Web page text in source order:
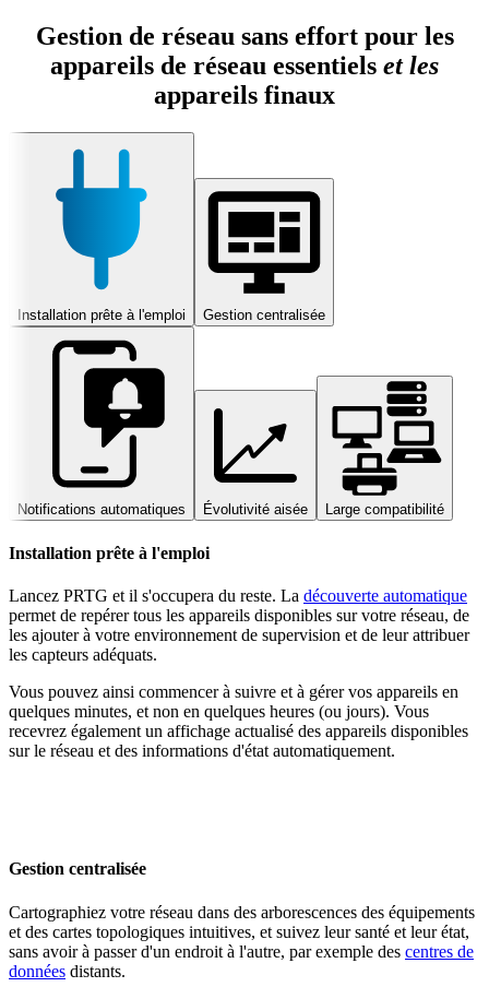
Gestion de réseau sans effort pour les
appareils de réseau essentiels et les
appareils finaux
Installation prête à l'emploi Gestion centralisée
Notifications automatiques Évolutivité aisée Large compatibilité
Installation prête à l'emploi
Lancez PRTG et il s'occupera du reste. La découverte automatique
permet de repérer tous les appareils disponibles sur votre réseau, de
les ajouter à votre environnement de supervision et de leur attribuer
les capteurs adéquats.
Vous pouvez ainsi commencer à suivre et à gérer vos appareils en
quelques minutes, et non en quelques heures (ou jours). Vous
recevrez également un affichage actualisé des appareils disponibles
sur le réseau et des informations d'état automatiquement.
Gestion centralisée
Cartographiez votre réseau dans des arborescences des équipements
et des cartes topologiques intuitives, et suivez leur santé et leur état,
sans avoir à passer d'un endroit à l'autre, par exemple des centres de
données distants.